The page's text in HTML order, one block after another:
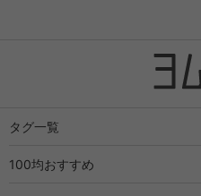
タグ一覧
100均おすすめ